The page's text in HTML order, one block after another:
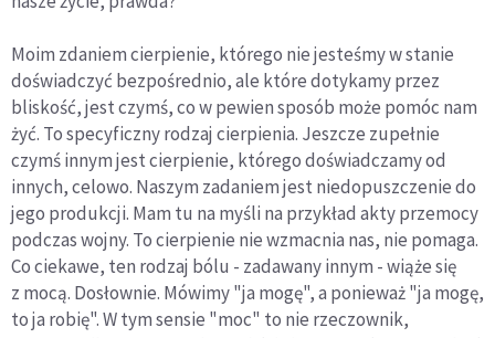
Moim zdaniem cierpienie, którego nie jesteśmy w stanie
doświadczyć bezpośrednio, ale które dotykamy przez
bliskość, jest czymś, co w pewien sposób może pomóc nam
żyć. To specyficzny rodzaj cierpienia. Jeszcze zupełnie
czymś innym jest cierpienie, którego doświadczamy od
innych, celowo. Naszym zadaniem jest niedopuszczenie do
jego produkcji. Mam tu na myśli na przykład akty przemocy
podczas wojny. To cierpienie nie wzmacnia nas, nie pomaga.
Co ciekawe, ten rodzaj bólu - zadawany innym - wiąże się
z mocą. Dosłownie. Mówimy "ja mogę", a ponieważ "ja mogę,
to ja robię". W tym sensie "moc" to nie rzeczownik,